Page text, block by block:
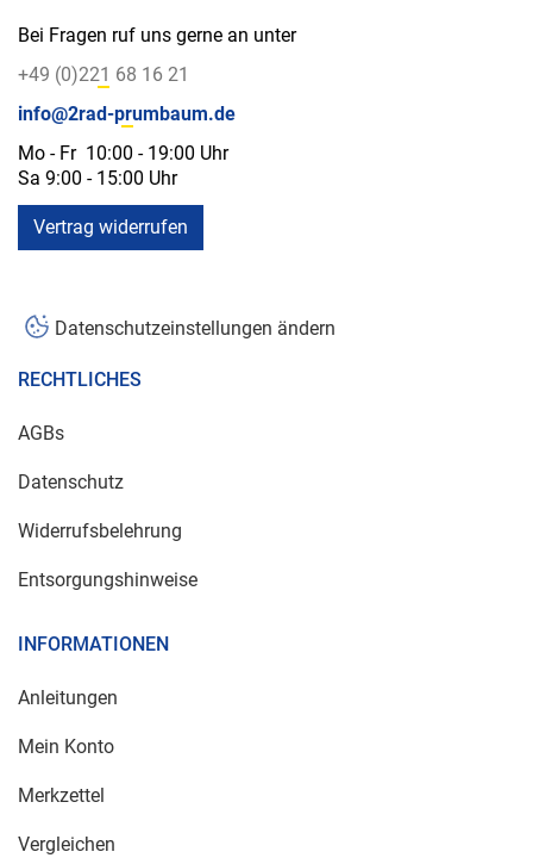
Bei Fragen ruf uns gerne an unter
+49 (0)221 68 16 21
info@2rad-prumbaum.de
Mo - Fr 10:00 - 19:00 Uhr
Sa 9:00 - 15:00 Uhr
Vertrag widerrufen
Datenschutzeinstellungen ändern
RECHTLICHES
AGBs
Datenschutz
Widerrufsbelehrung
Entsorgungshinweise
INFORMATIONEN
Anleitungen
Mein Konto
Merkzettel
Vergleichen